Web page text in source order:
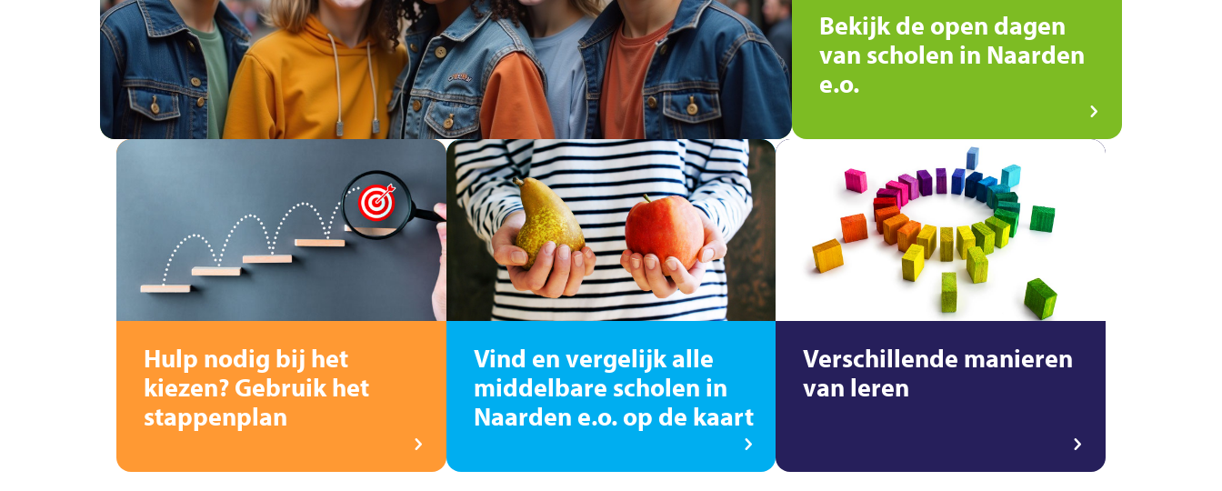
Bekijk de open dagen
van scholen in Naarden
e.o.
Hulp nodig bij het
kiezen? Gebruik het
stappenplan
Vind en vergelijk alle
middelbare scholen in
Naarden e.o. op de kaart
Verschillende manieren
van leren